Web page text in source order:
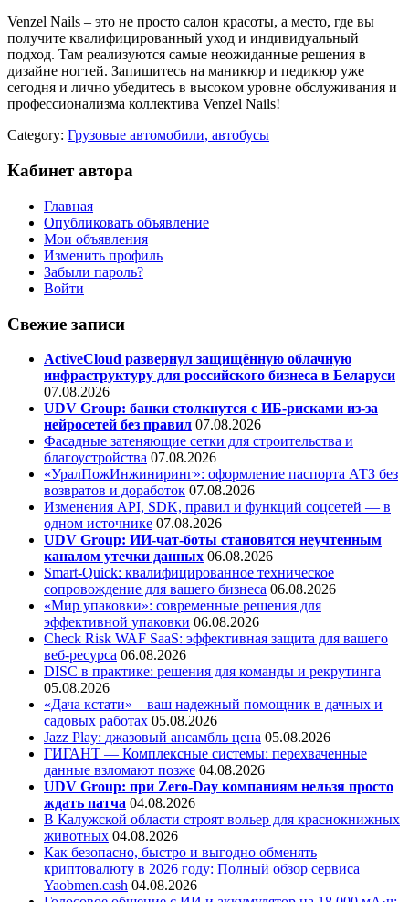
Venzel Nails – это не просто салон красоты, а место, где вы
получите квалифицированный уход и индивидуальный
подход. Там реализуются самые неожиданные решения в
дизайне ногтей. Запишитесь на маникюр и педикюр уже
сегодня и лично убедитесь в высоком уровне обслуживания и
профессионализма коллектива Venzel Nails!
Category: Грузовые автомобили, автобусы
Кабинет автора
Главная
Опубликовать объявление
Мои объявления
Изменить профиль
Забыли пароль?
Войти
Свежие записи
ActiveCloud развернул защищённую облачную
инфраструктуру для российского бизнеса в Беларуси
07.08.2026
UDV Group: банки столкнутся с ИБ-рисками из-за
нейросетей без правил 07.08.2026
Фасадные затеняющие сетки для строительства и
благоустройства 07.08.2026
«УралПожИнжиниринг»: оформление паспорта АТЗ без
возвратов и доработок 07.08.2026
Изменения API, SDK, правил и функций соцсетей — в
одном источнике 07.08.2026
UDV Group: ИИ-чат-боты становятся неучтенным
каналом утечки данных 06.08.2026
Smart-Quick: квалифицированное техническое
сопровождение для вашего бизнеса 06.08.2026
«Мир упаковки»: современные решения для
эффективной упаковки 06.08.2026
Check Risk WAF SaaS: эффективная защита для вашего
веб-ресурса 06.08.2026
DISC в практике: решения для команды и рекрутинга
05.08.2026
«Дача кстати» – ваш надежный помощник в дачных и
садовых работах 05.08.2026
Jazz Play: джазовый ансамбль цена 05.08.2026
ГИГАНТ — Комплексные системы: перехваченные
данные взломают позже 04.08.2026
UDV Group: при Zero-Day компаниям нельзя просто
ждать патча 04.08.2026
В Калужской области строят вольер для краснокнижных
животных 04.08.2026
Как безопасно, быстро и выгодно обменять
криптовалюту в 2026 году: Полный обзор сервиса
Yaobmen.cash 04.08.2026